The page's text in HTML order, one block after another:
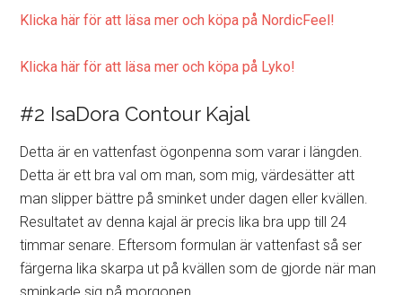
Klicka här för att läsa mer och köpa på NordicFeel!
Klicka här för att läsa mer och köpa på Lyko!
#2 IsaDora Contour Kajal
Detta är en vattenfast ögonpenna som varar i längden.
Detta är ett bra val om man, som mig, värdesätter att
man slipper bättre på sminket under dagen eller kvällen.
Resultatet av denna kajal är precis lika bra upp till 24
timmar senare. Eftersom formulan är vattenfast så ser
färgerna lika skarpa ut på kvällen som de gjorde när man